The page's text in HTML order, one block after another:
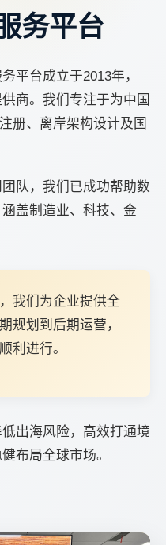
务平台
平台成立于2013年，
商。我们专注于为中国
册、离岸架构设计及国
队，我们已成功帮助数
盖制造业、科技、金
我们为企业提供全
规划到后期运营，
利进行。
出海风险，高效打通境
布局全球市场。